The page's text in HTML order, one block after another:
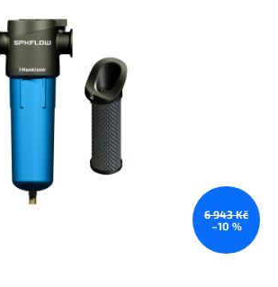
6 943 Kč
–10 %